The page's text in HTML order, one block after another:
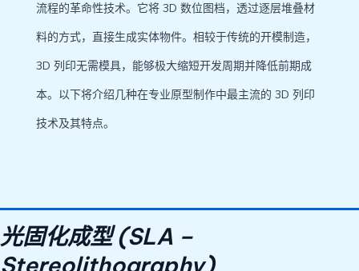
流程的革命性技术。它将 3D 数位图档，透过逐层堆叠材
料的方式，直接生成实体物件。相较于传统的开模制造，
3D 列印无需模具，能够极大缩短开发周期并降低前期成
本。以下将介绍几种在专业原型制作中最主流的 3D 列印
技术及其特点。
光固化成型 (SLA –
Stereolithography)